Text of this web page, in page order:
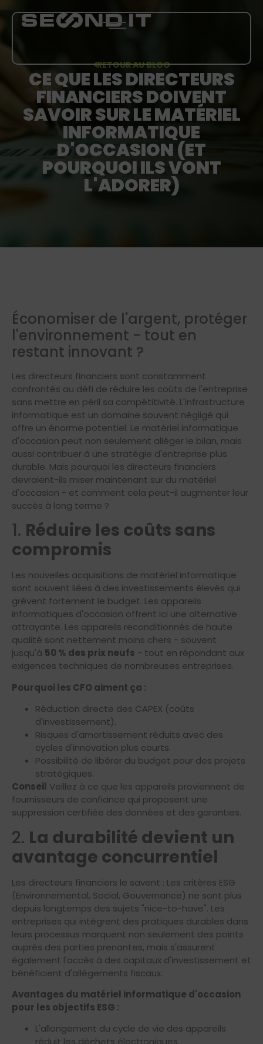
PRESTATIONS
À PROPOS DE NOUS
BLOG
CARRIÈRE
RETOUR AU BLOG
CE QUE LES DIRECTEURS
FINANCIERS DOIVENT
SAVOIR SUR LE MATÉRIEL
INFORMATIQUE
D'OCCASION (ET
POURQUOI ILS VONT
L'ADORER)
Économiser de l'argent, protéger
l'environnement - tout en
restant innovant ?
Les directeurs financiers sont constamment
confrontés au défi de réduire les coûts de l'entreprise
sans mettre en péril sa compétitivité. L'infrastructure
informatique est un domaine souvent négligé qui
offre un énorme potentiel. Le matériel informatique
d'occasion peut non seulement alléger le bilan, mais
aussi contribuer à une stratégie d'entreprise plus
durable. Mais pourquoi les directeurs financiers
devraient-ils miser maintenant sur du matériel
d'occasion - et comment cela peut-il augmenter leur
succès à long terme ?
1. Réduire les coûts sans
compromis
Les nouvelles acquisitions de matériel informatique
sont souvent liées à des investissements élevés qui
grèvent fortement le budget. Les appareils
informatiques d'occasion offrent ici une alternative
attrayante. Les appareils reconditionnés de haute
qualité sont nettement moins chers - souvent
jusqu'à 50 % des prix neufs - tout en répondant aux
exigences techniques de nombreuses entreprises.
Pourquoi les CFO aiment ça :
Réduction directe des CAPEX (coûts
d'investissement).
Risques d'amortissement réduits avec des
cycles d'innovation plus courts.
Possibilité de libérer du budget pour des projets
stratégiques.
Conseil Veillez à ce que les appareils proviennent de
fournisseurs de confiance qui proposent une
suppression certifiée des données et des garanties.
2. La durabilité devient un
avantage concurrentiel
Les directeurs financiers le savent : Les critères ESG
(Environnemental, Social, Gouvernance) ne sont plus
depuis longtemps des sujets "nice-to-have". Les
entreprises qui intègrent des pratiques durables dans
leurs processus marquent non seulement des points
auprès des parties prenantes, mais s'assurent
également l'accès à des capitaux d'investissement et
bénéficient d'allègements fiscaux.
Avantages du matériel informatique d'occasion
pour les objectifs ESG :
L'allongement du cycle de vie des appareils